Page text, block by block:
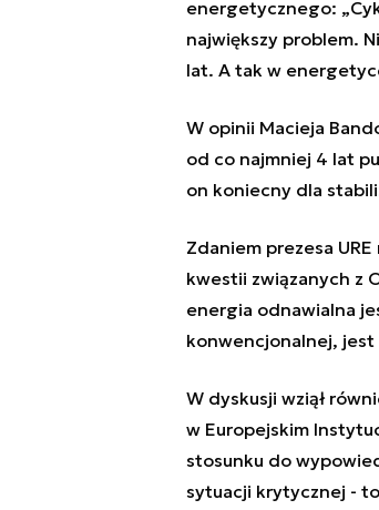
energetycznego:
największy problem.
lat. A tak w
W opinii Macieja
od co najmniej 4 lat
on koniecny dla
Zdaniem prezesa
kwestii związanych z
energia odnawialna
konwencjonalnej, jest
W dyskusji wziął
w Europejskim
stosunku do
sytuacji krytycznej -